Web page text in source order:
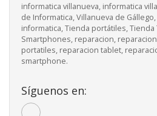
informatica villanueva, informatica
de Informatica, Villanueva de
informatica, Tienda portátiles, Tienda
Smartphones, reparacion,
portatiles, reparacion tablet,
smartphone.
Síguenos en: